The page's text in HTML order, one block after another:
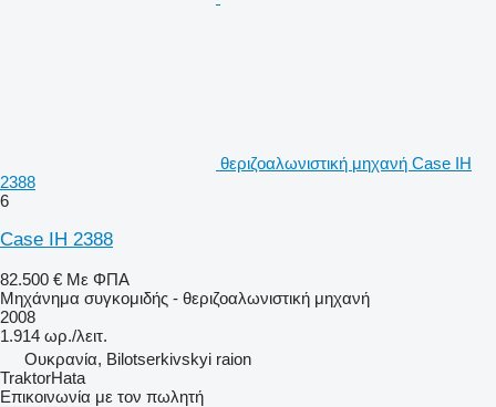
θεριζοαλωνιστική μηχανή Case IH
2388
6
Case IH 2388
82.500 € Με ΦΠΑ
Μηχάνημα συγκομιδής - θεριζοαλωνιστική μηχανή
2008
1.914 ωρ./λειτ.
Ουκρανία, Bilotserkivskyi raion
TraktorHata
Επικοινωνία με τον πωλητή